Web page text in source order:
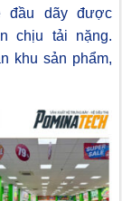
đầu dãy được
chịu tải nặng.
khu sản phẩm,